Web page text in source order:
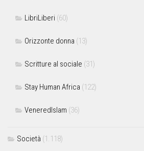
LibriLiberi (60)
Orizzonte donna (13)
Scritture al sociale (31)
Stay Human Africa (122)
VeneredIslam (36)
Società (1.118)